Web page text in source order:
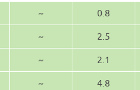
~ 0.8
~ 2.5
~ 2.1
~ 4.8